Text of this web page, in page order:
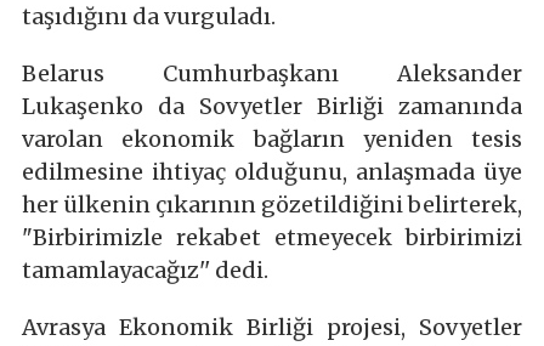
taşıdığını da vurguladı.
Belarus Cumhurbaşkanı Aleksander
Lukaşenko da Sovyetler Birliği zamanında
varolan ekonomik bağların yeniden tesis
edilmesine ihtiyaç olduğunu, anlaşmada üye
her ülkenin çıkarının gözetildiğini belirterek,
"Birbirimizle rekabet etmeyecek birbirimizi
tamamlayacağız'' dedi.
Avrasya Ekonomik Birliği projesi, Sovyetler